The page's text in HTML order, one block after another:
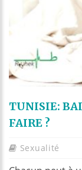
TUNISIE:
FAIRE ?
Sexualité